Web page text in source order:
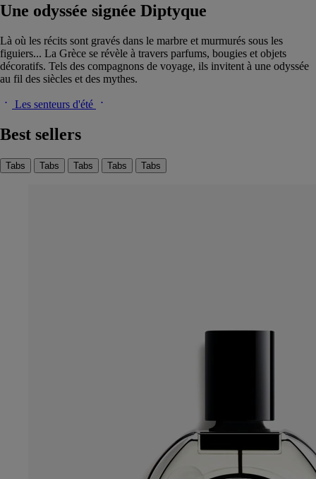
Une odyssée signée Diptyque
Là où les récits sont gravés dans le marbre et murmurés sous les
figuiers... La Grèce se révèle à travers parfums, bougies et objets
décoratifs. Tels des compagnons de voyage, ils invitent à une odyssée
au fil des siècles et des mythes.
Les senteurs d'été
Best sellers
Tabs Tabs Tabs Tabs Tabs